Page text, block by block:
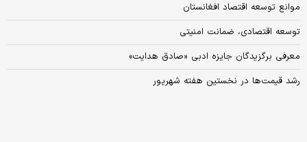
موانع توسعه اقتصاد افغانستان
توسعه اقتصادی، ضمانت امنیتی
معرفی برگزیدگان جایزه ادبی «صادق هدایت»
رشد قیمت‌ها در نخستین هفته شهریور